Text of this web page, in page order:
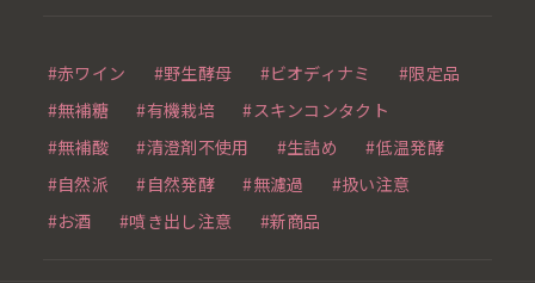
#赤ワイン #野生酵母 #ビオディナミ
#限定品
#無補糖
#有機栽培
#スキンコンタクト
#無補酸
#清澄剤不使用 #生詰め
#低温発酵
#自然派
#自然発酵 #無濾過
#扱い注意
#お酒
#噴き出し注意 #新商品